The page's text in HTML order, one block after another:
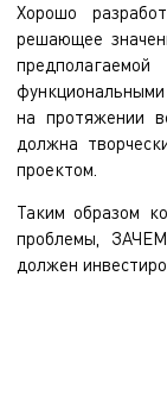
Хорошо
решающее
на протяжении
должна
проектом.
Таким образом
проблемы,
должен